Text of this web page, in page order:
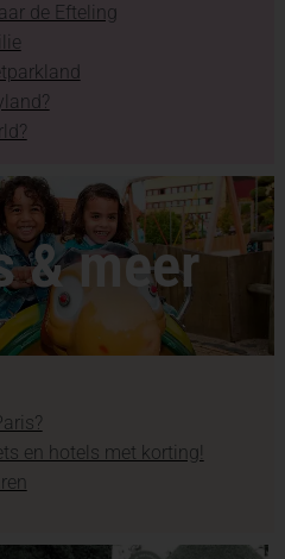
de Efteling
& meer
en hotels met korting!